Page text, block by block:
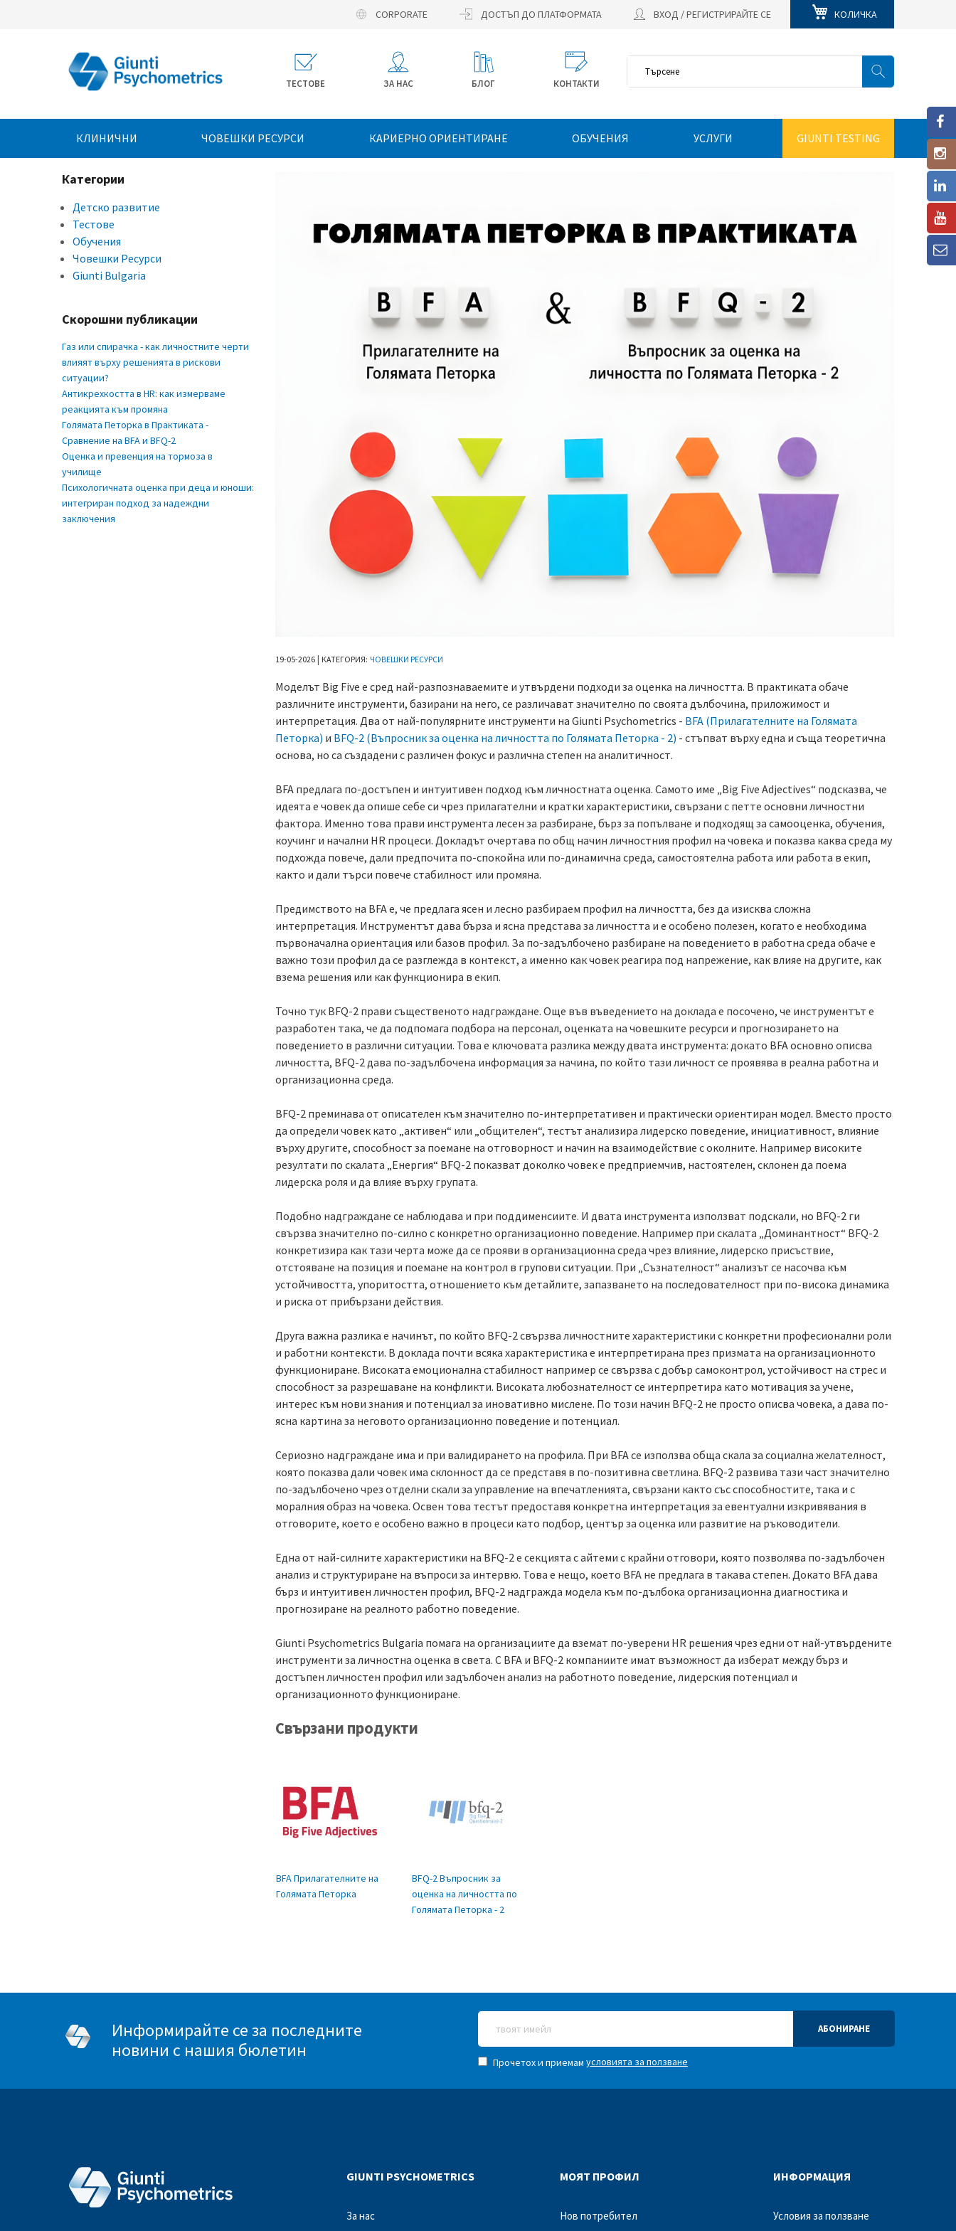
КОЛИЧКА
CORPORATE ДОСТЪП ДО ПЛАТФОРМАТА ВХОД / РЕГИСТРИРАЙТЕ СЕ
ТЕСТОВЕ ЗА НАС БЛОГ КОНТАКТИ
КЛИНИЧНИ ЧОВЕШКИ РЕСУРСИ КАРИЕРНО ОРИЕНТИРАНЕ ОБУЧЕНИЯ УСЛУГИ GIUNTI TESTING
Категории
Детско развитие
Тестове
Обучения
Човешки Ресурси
Giunti Bulgaria
Cкорошни публикации
Газ или спирачка - как личностните черти
влияят върху решенията в рискови
ситуации?
Антикрехкостта в HR: как измерваме
реакцията към промяна
Голямата Петорка в Практиката -
Сравнение на BFA и BFQ-2
Оценка и превенция на тормоза в
училище
Психологичната оценка при деца и юноши:
интегриран подход за надеждни
заключения
19-05-2026 | КАТЕГОРИЯ: ЧОВЕШКИ РЕСУРСИ
Моделът Big Five е сред най-разпознаваемите и утвърдени подходи за оценка на личността. В практиката обаче
различните инструменти, базирани на него, се различават значително по своята дълбочина, приложимост и
интерпретация. Два от най-популярните инструменти на Giunti Psychometrics - BFA (Прилагателните на Голямата
Петорка) и BFQ-2 (Въпросник за оценка на личността по Голямата Петорка - 2) - стъпват върху една и съща теоретична
основа, но са създадени с различен фокус и различна степен на аналитичност.
BFA предлага по-достъпен и интуитивен подход към личностната оценка. Самото име „Big Five Adjectives“ подсказва, че
идеята е човек да опише себе си чрез прилагателни и кратки характеристики, свързани с петте основни личностни
фактора. Именно това прави инструмента лесен за разбиране, бърз за попълване и подходящ за самооценка, обучения,
коучинг и начални HR процеси. Докладът очертава по общ начин личностния профил на човека и показва каква среда му
подхожда повече, дали предпочита по-спокойна или по-динамична среда, самостоятелна работа или работа в екип,
както и дали търси повече стабилност или промяна.
Предимството на BFA е, че предлага ясен и лесно разбираем профил на личността, без да изисква сложна
интерпретация. Инструментът дава бърза и ясна представа за личността и е особено полезен, когато е необходима
първоначална ориентация или базов профил. За по-задълбочено разбиране на поведението в работна среда обаче е
важно този профил да се разглежда в контекст, а именно как човек реагира под напрежение, как влияе на другите, как
взема решения или как функционира в екип.
Точно тук BFQ-2 прави същественото надграждане. Още във въведението на доклада е посочено, че инструментът е
разработен така, че да подпомага подбора на персонал, оценката на човешките ресурси и прогнозирането на
поведението в различни ситуации. Това е ключовата разлика между двата инструмента: докато BFA основно описва
личността, BFQ-2 дава по-задълбочена информация за начина, по който тази личност се проявява в реална работна и
организационна среда.
BFQ-2 преминава от описателен към значително по-интерпретативен и практически ориентиран модел. Вместо просто
да определи човек като „активен“ или „общителен“, тестът анализира лидерско поведение, инициативност, влияние
върху другите, способност за поемане на отговорност и начин на взаимодействие с околните. Например високите
резултати по скалата „Енергия“ BFQ-2 показват доколко човек е предприемчив, настоятелен, склонен да поема
лидерска роля и да влияе върху групата.
Подобно надграждане се наблюдава и при поддименсиите. И двата инструмента използват подскали, но BFQ-2 ги
свързва значително по-силно с конкретно организационно поведение. Например при скалата „Доминантност“ BFQ-2
конкретизира как тази черта може да се прояви в организационна среда чрез влияние, лидерско присъствие,
отстояване на позиция и поемане на контрол в групови ситуации. При „Съзнателност“ анализът се насочва към
устойчивостта, упоритостта, отношението към детайлите, запазването на последователност при по-висока динамика
и риска от прибързани действия.
Друга важна разлика е начинът, по който BFQ-2 свързва личностните характеристики с конкретни професионални роли
и работни контексти. В доклада почти всяка характеристика е интерпретирана през призмата на организационното
функциониране. Високата емоционална стабилност например се свързва с добър самоконтрол, устойчивост на стрес и
способност за разрешаване на конфликти. Високата любознателност се интерпретира като мотивация за учене,
интерес към нови знания и потенциал за иновативно мислене. По този начин BFQ-2 не просто описва човека, а дава по-
ясна картина за неговото организационно поведение и потенциал.
Сериозно надграждане има и при валидирането на профила. При BFA се използва обща скала за социална желателност,
която показва дали човек има склонност да се представя в по-позитивна светлина. BFQ-2 развива тази част значително
по-задълбочено чрез отделни скали за управление на впечатленията, свързани както със способностите, така и с
моралния образ на човека. Освен това тестът предоставя конкретна интерпретация за евентуални изкривявания в
отговорите, което е особено важно в процеси като подбор, център за оценка или развитие на ръководители.
Една от най-силните характеристики на BFQ-2 е секцията с айтеми с крайни отговори, която позволява по-задълбочен
анализ и структуриране на въпроси за интервю. Това е нещо, което BFA не предлага в такава степен. Докато BFA дава
бърз и интуитивен личностен профил, BFQ-2 надгражда модела към по-дълбока организационна диагностика и
прогнозиране на реалното работно поведение.
Giunti Psychometrics Bulgaria помага на организациите да вземат по-уверени HR решения чрез едни от най-утвърдените
инструменти за личностна оценка в света. С BFA и BFQ-2 компаниите имат възможност да изберат между бърз и
достъпен личностен профил или задълбочен анализ на работното поведение, лидерския потенциал и
организационното функциониране.
Свързани продукти
BFA Прилагателните на
Голямата Петорка
BFQ-2 Въпросник за
оценка на личността по
Голямата Петорка - 2
Информирайте се за последните
новини с нашия бюлетин
АБОНИРАНЕ
Прочетох и приемам условията за ползване
GIUNTI PSYCHOMETRICS
За нас
МОЯТ ПРОФИЛ
Нов потребител
ИНФОРМАЦИЯ
Условия за ползване